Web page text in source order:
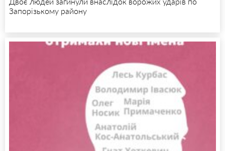
Запорізькому району